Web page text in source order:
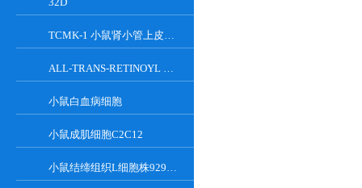
TCMK-1 小鼠肾小管上皮细胞系
ALL-TRANS-RETINOYL B-GLUCURONIDE
小鼠白血病细胞
小鼠成肌细胞C2C12
小鼠结缔组织L细胞株929克隆